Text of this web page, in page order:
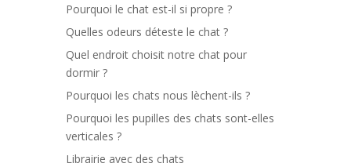
Pourquoi le chat est-il si propre ?
Quelles odeurs déteste le chat ?
Quel endroit choisit notre chat pour
dormir ?
Pourquoi les chats nous lèchent-ils ?
Pourquoi les pupilles des chats sont-elles
verticales ?
Librairie avec des chats